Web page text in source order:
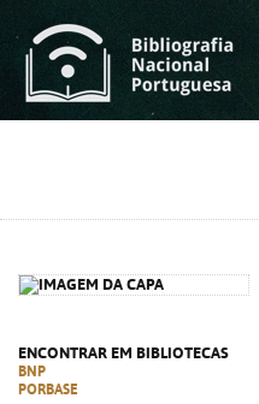
ENCONTRAR EM BIBLIOTECAS
BNP
PORBASE